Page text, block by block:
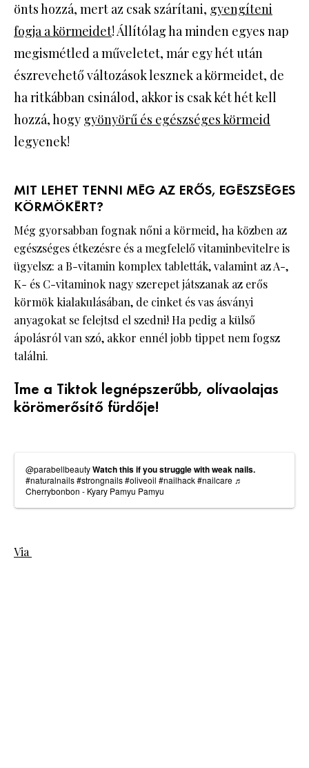
önts hozzá, mert az csak szárítani, gyengíteni
fogja a körmeidet! Állítólag ha minden egyes nap
megismétled a műveletet, már egy hét után
észrevehető változások lesznek a körmeidet, de
ha ritkábban csinálod, akkor is csak két hét kell
hozzá, hogy gyönyörű és egészséges körmeid
legyenek!
MIT LEHET TENNI MÉG AZ ERŐS, EGÉSZSÉGES
KÖRMÖKÉRT?
Még gyorsabban fognak nőni a körmeid, ha közben az
egészséges étkezésre és a megfelelő vitaminbevitelre is
ügyelsz: a B-vitamin komplex tabletták, valamint az A-,
K- és C-vitaminok nagy szerepet játszanak az erős
körmök kialakulásában, de cinket és vas ásványi
anyagokat se felejtsd el szedni! Ha pedig a külső
ápolásról van szó, akkor ennél jobb tippet nem fogsz
találni.
Íme a Tiktok legnépszerűbb, olívaolajas
körömerősítő fürdője!
@parabellbeautyWatch this if you struggle with weak nails.
#naturalnails#strongnails#oliveoil #nailhack#nailcare ♬
Cherrybonbon - Kyary Pamyu Pamyu
Via